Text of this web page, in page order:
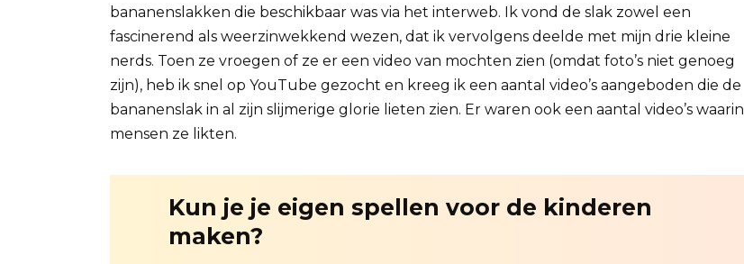
bananenslakken die beschikbaar was via het interweb. Ik vond de slak zowel een
fascinerend als weerzinwekkend wezen, dat ik vervolgens deelde met mijn drie kleine
nerds. Toen ze vroegen of ze er een video van mochten zien (omdat foto’s niet genoeg
zijn), heb ik snel op YouTube gezocht en kreeg ik een aantal video’s aangeboden die de
bananenslak in al zijn slijmerige glorie lieten zien. Er waren ook een aantal video’s waarin
mensen ze likten.
Kun je je eigen spellen voor de kinderen
maken?